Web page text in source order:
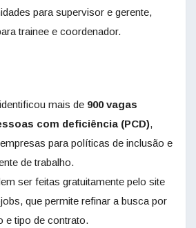
para supervisor e gerente,
trainee e coordenador.
mais de 900 vagas
com deficiência (PCD),
para políticas de inclusão e
de trabalho.
ser feitas gratuitamente pelo site
que permite refinar a busca por
e tipo de contrato.